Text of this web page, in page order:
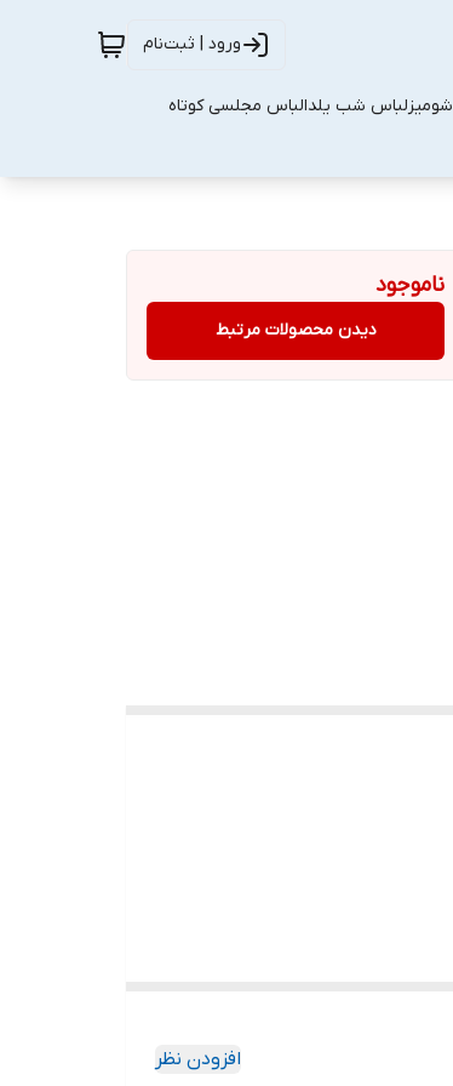
ورود | ثبت‌نام
شومیزلباس شب یلدالباس مجلسی کوتاه
ناموجود
دیدن محصولات مرتبط
افزودن نظر